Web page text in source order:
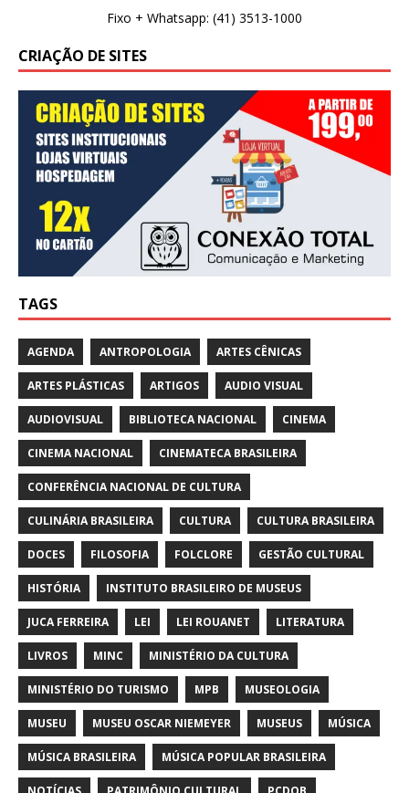
Fixo + Whatsapp: (41) 3513-1000
CRIAÇÃO DE SITES
TAGS
AGENDA ANTROPOLOGIA ARTES CÊNICAS
ARTES PLÁSTICAS ARTIGOS AUDIO VISUAL
AUDIOVISUAL BIBLIOTECA NACIONAL CINEMA
CINEMA NACIONAL CINEMATECA BRASILEIRA
CONFERÊNCIA NACIONAL DE CULTURA
CULINÁRIA BRASILEIRA CULTURA CULTURA BRASILEIRA
DOCES FILOSOFIA FOLCLORE GESTÃO CULTURAL
HISTÓRIA INSTITUTO BRASILEIRO DE MUSEUS
JUCA FERREIRA LEI LEI ROUANET LITERATURA
LIVROS MINC MINISTÉRIO DA CULTURA
MINISTÉRIO DO TURISMO MPB MUSEOLOGIA
MUSEU MUSEU OSCAR NIEMEYER MUSEUS MÚSICA
MÚSICA BRASILEIRA MÚSICA POPULAR BRASILEIRA